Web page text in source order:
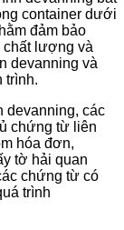
container dưới
đảm bảo
chất lượng và
devanning và
trình.
devanning, các
chứng từ liên
hóa đơn,
tờ hải quan
chứng từ có
trình